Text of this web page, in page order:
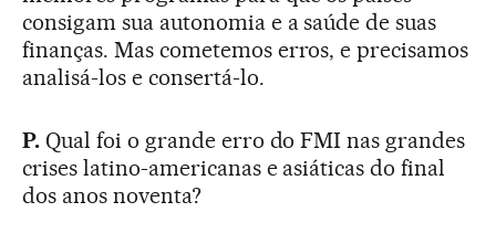
consigam sua autonomia e a saúde de suas
finanças. Mas cometemos erros, e precisamos
analisá-los e consertá-lo.
P. Qual foi o grande erro do FMI nas grandes
crises latino-americanas e asiáticas do final
dos anos noventa?